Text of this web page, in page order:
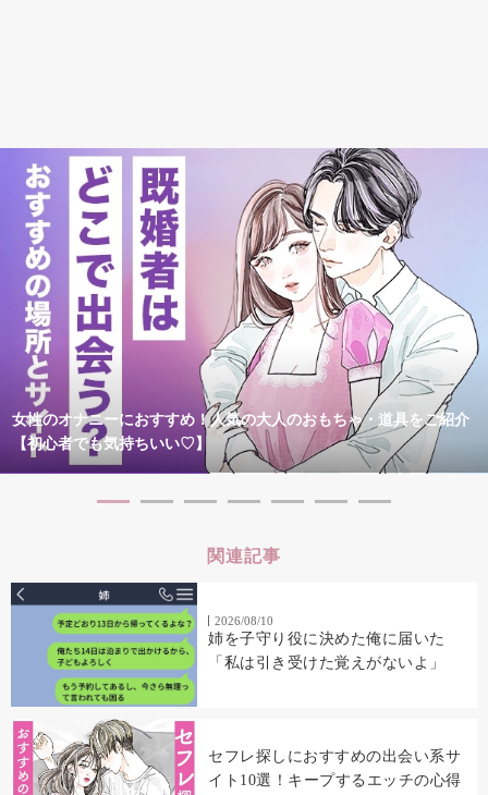
女性のオナニーにおすすめ！人気の大人のおもちゃ・道具をご紹介
【初心者でも気持ちいい♡】
関連記事
2026/08/10
姉を子守り役に決めた俺に届いた
「私は引き受けた覚えがないよ」
セフレ探しにおすすめの出会い系サ
イト10選！キープするエッチの心得